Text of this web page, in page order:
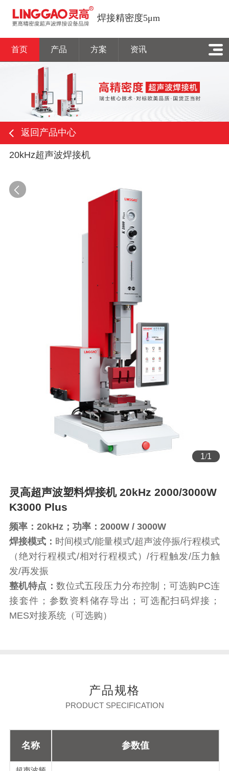
焊接精密度5μm
首页 产品 方案 资讯
返回产品中心
20kHz超声波焊接机
1/1
灵高超声波塑料焊接机 20kHz 2000/3000W
K3000 Plus
频率：20kHz；功率：2000W / 3000W
焊接模式： 时间模式/能量模式/超声波停振/行程模式
（绝对行程模式/相对行程模式）/行程触发/压力触
发/再发振
整机特点：数位式五段压力分布控制；可选购PC连
接套件；参数资料储存导出；可选配扫码焊接；
MES对接系统（可选购）
产品规格
PRODUCT SPECIFICATION
名称 参数值